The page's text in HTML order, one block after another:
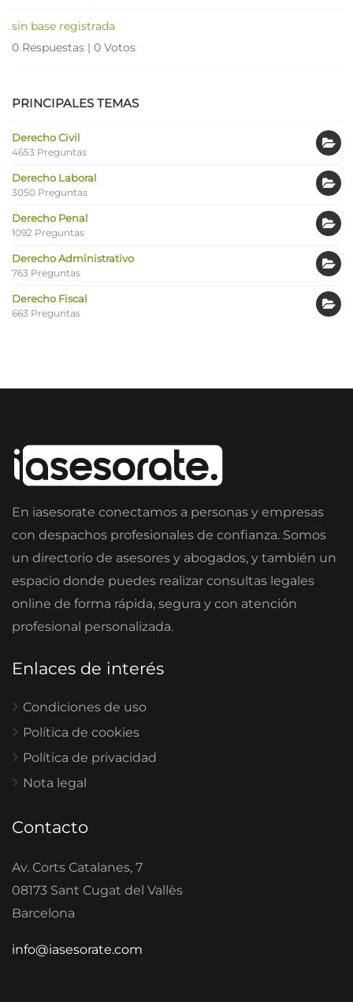
sin base registrada
0 Respuestas | 0 Votos
PRINCIPALES TEMAS
Derecho Civil
4653 Preguntas
Derecho Laboral
3050 Preguntas
Derecho Penal
1092 Preguntas
Derecho Administrativo
763 Preguntas
Derecho Fiscal
663 Preguntas
En iasesorate conectamos a personas y empresas
con despachos profesionales de confianza. Somos
un directorio de asesores y abogados, y también un
espacio donde puedes realizar consultas legales
online de forma rápida, segura y con atención
profesional personalizada.
Enlaces de interés
Condiciones de uso
Política de cookies
Política de privacidad
Nota legal
Contacto
Av. Corts Catalanes, 7
08173 Sant Cugat del Vallès
Barcelona
info@iasesorate.com